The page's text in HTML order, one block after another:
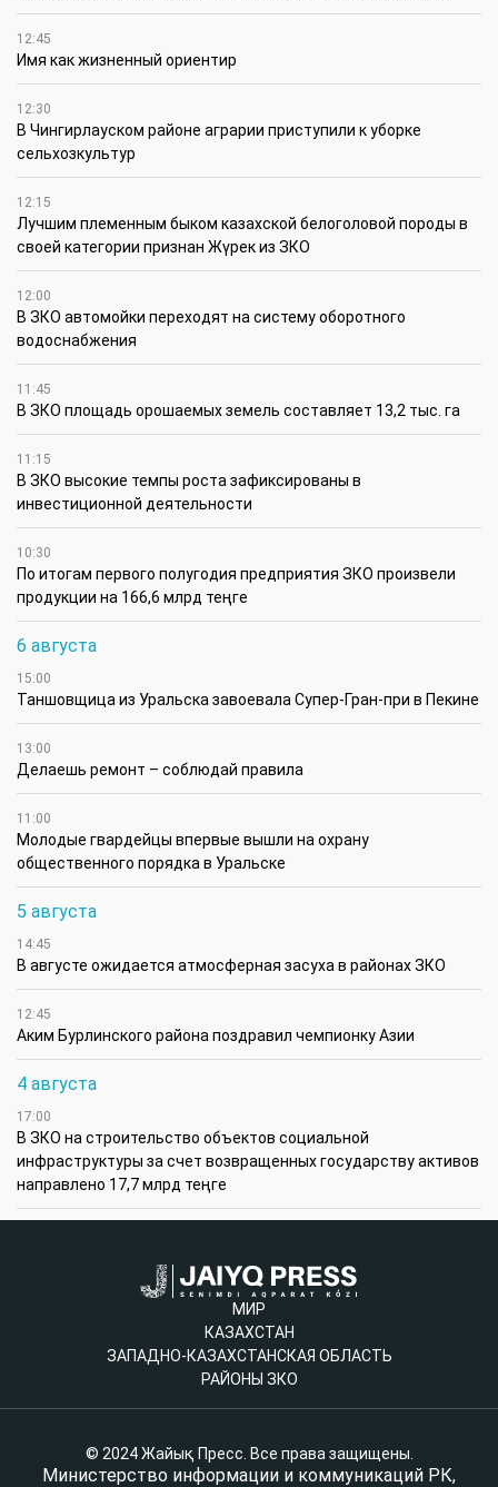
12:45
Имя как жизненный ориентир
12:30
В Чингирлауском районе аграрии приступили к уборке
сельхозкультур
12:15
Лучшим племенным быком казахской белоголовой породы в
своей категории признан Жүрек из ЗКО
12:00
В ЗКО автомойки переходят на систему оборотного
водоснабжения
11:45
В ЗКО площадь орошаемых земель составляет 13,2 тыс. га
11:15
В ЗКО высокие темпы роста зафиксированы в
инвестиционной деятельности
10:30
По итогам первого полугодия предприятия ЗКО произвели
продукции на 166,6 млрд теңге
6 августа
15:00
Таншовщица из Уральска завоевала Супер-Гран-при в Пекине
13:00
Делаешь ремонт – соблюдай правила
11:00
Молодые гвардейцы впервые вышли на охрану
общественного порядка в Уральске
5 августа
14:45
В августе ожидается атмосферная засуха в районах ЗКО
12:45
Аким Бурлинского района поздравил чемпионку Азии
4 августа
17:00
В ЗКО на строительство объектов социальной
инфраструктуры за счет возвращенных государству активов
направлено 17,7 млрд теңге
МИР
КАЗАХСТАН
ЗАПАДНО-КАЗАХСТАНСКАЯ ОБЛАСТЬ
РАЙОНЫ ЗКО
© 2024 Жайық Пресс. Все права защищены.
Министерство информации и коммуникаций РК,